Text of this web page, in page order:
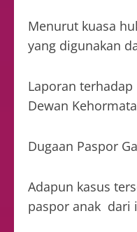
Menurut kuasa
yang digunakan
Laporan
Dewan
Dugaan Paspor
Adapun kasus
paspor anak dari